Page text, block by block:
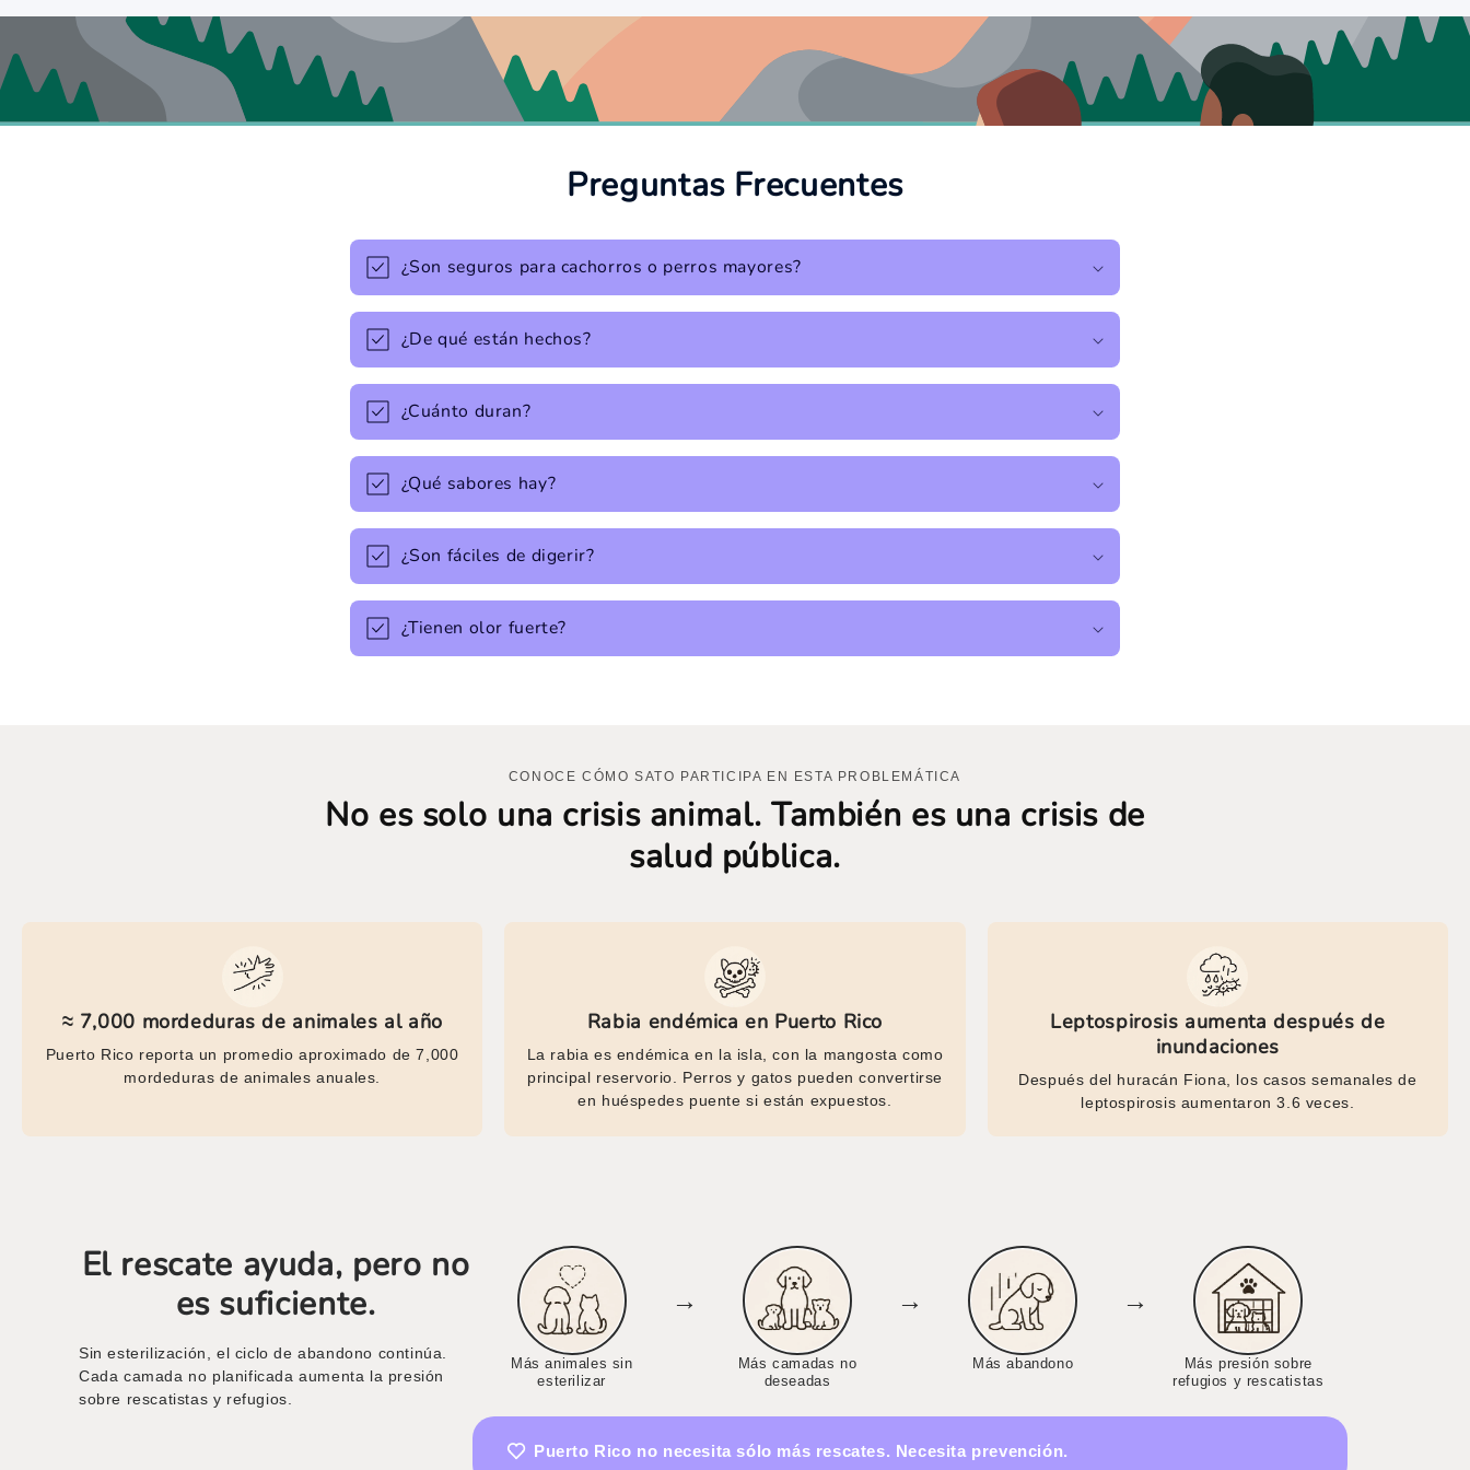
Preguntas Frecuentes
¿Son seguros para cachorros o perros mayores?
¿De qué están hechos?
¿Cuánto duran?
¿Qué sabores hay?
¿Son fáciles de digerir?
¿Tienen olor fuerte?
CONOCE CÓMO SATO PARTICIPA EN ESTA PROBLEMÁTICA
No es solo una crisis animal. También es una crisis de
salud pública.
≈ 7,000 mordeduras de animales al año
Puerto Rico reporta un promedio aproximado de 7,000
mordeduras de animales anuales.
Rabia endémica en Puerto Rico
La rabia es endémica en la isla, con la mangosta como
principal reservorio. Perros y gatos pueden convertirse
en huéspedes puente si están expuestos.
Leptospirosis aumenta después de
inundaciones
Después del huracán Fiona, los casos semanales de
leptospirosis aumentaron 3.6 veces.
El rescate ayuda, pero no
es suficiente.
Sin esterilización, el ciclo de abandono continúa.
Cada camada no planificada aumenta la presión
sobre rescatistas y refugios.
Más animales sin
esterilizar
→
Más camadas no
deseadas
→
Más abandono
→
Más presión sobre
refugios y rescatistas
Puerto Rico no necesita sólo más rescates. Necesita prevención.